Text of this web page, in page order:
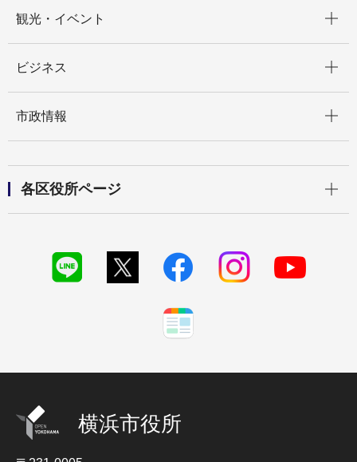
観光・イベント
ビジネス
市政情報
各区役所ページ
横浜市役所